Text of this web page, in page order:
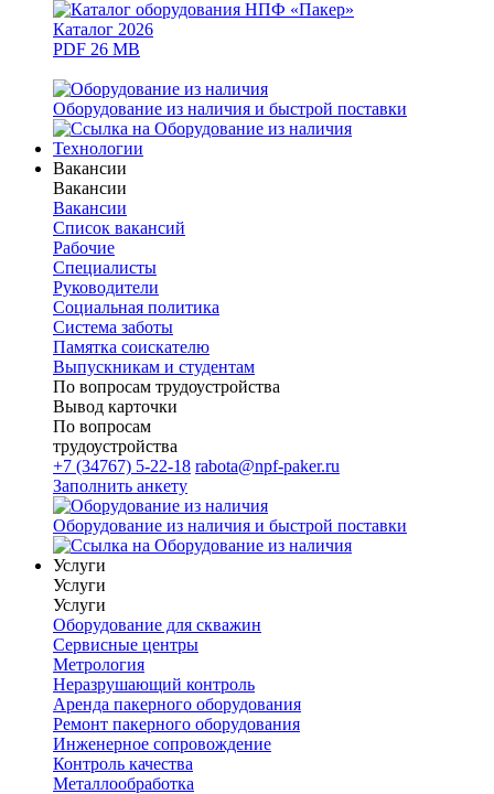
Каталог 2026
PDF 26 MB
Оборудование из наличия и быстрой поставки
Технологии
Вакансии
Вакансии
Вакансии
Список вакансий
Рабочие
Специалисты
Руководители
Cоциальная политика
Система заботы
Памятка соискателю
Выпускникам и студентам
По вопросам трудоустройства
Вывод карточки
По вопросам
трудоустройства
+7 (34767) 5-22-18 rabota@npf-paker.ru
Заполнить анкету
Оборудование из наличия и быстрой поставки
Услуги
Услуги
Услуги
Оборудование для скважин
Сервисные центры
Метрология
Неразрушающий контроль
Аренда пакерного оборудования
Ремонт пакерного оборудования
Инженерное сопровождение
Контроль качества
Металлообработка